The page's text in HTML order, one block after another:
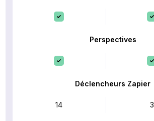
Perspectives
Déclencheurs Zapier
14 3